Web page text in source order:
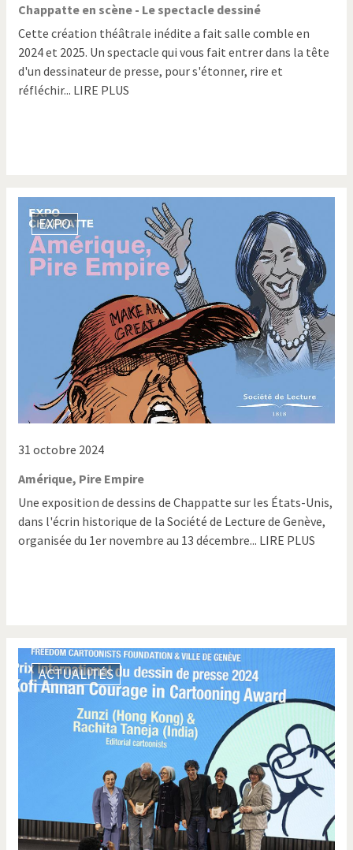
Chappatte en scène - Le spectacle dessiné
Cette création théâtrale inédite a fait salle comble en
2024 et 2025. Un spectacle qui vous fait entrer dans la tête
d'un dessinateur de presse, pour s'étonner, rire et
réfléchir... LIRE PLUS
EXPO
31 octobre 2024
Amérique, Pire Empire
Une exposition de dessins de Chappatte sur les États-Unis,
dans l'écrin historique de la Société de Lecture de Genève,
organisée du 1er novembre au 13 décembre... LIRE PLUS
ACTUALITÉS